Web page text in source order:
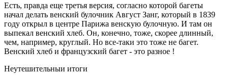
Есть, правда еще третья версия, согласно которой багеты
начал делать венский булочник Август Занг, который в 1839
году открыл в центре Парижа венскую булочную. И там он
выпекал венский хлеб. Он, конечно, тоже, скорее длинный,
чем, например, круглый. Но все-таки это тоже не багет.
Венский хлеб и французский багет - это разное !
Неутешительныи итоги